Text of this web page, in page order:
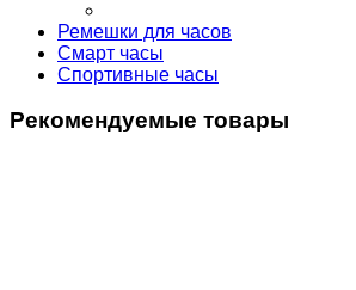
Ремешки для часов
Смарт часы
Спортивные часы
Рекомендуемые товары